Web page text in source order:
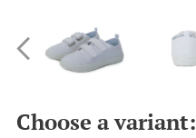
Choose a variant: